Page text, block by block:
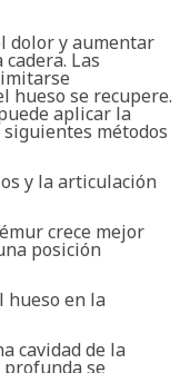
dolor y aumentar
Las
hueso se recupere.
aplicar la
métodos
y la articulación
crece mejor
posición
hueso en la
cavidad de la
profunda se